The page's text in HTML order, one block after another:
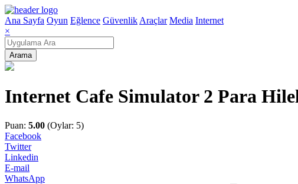
Ana Sayfa Oyun Eğlence Güvenlik Araçlar Media Internet
×
Arama
Internet Cafe Simulator 2 Para
Puan: 5.00 (Oylar: 5)
Facebook
Twitter
Linkedin
E-mail
WhatsApp